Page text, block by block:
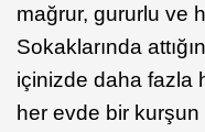
mağrur, gururlu ve
Sokaklarında
içinizde daha fazla
her evde bir kurşun